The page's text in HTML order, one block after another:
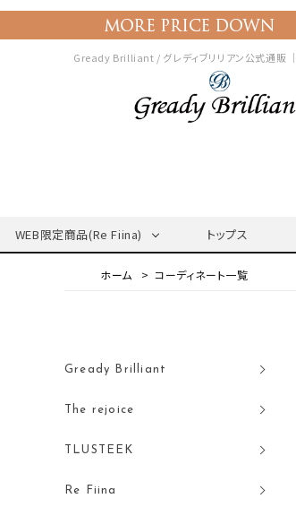
Gready Brilliant / グレディブリリアン公式通販 ｜
WEB限定商品(Re Fiina) トップス
コーディネート一覧
Gready Brilliant
The rejoice
TLUSTEEK
Re Fiina